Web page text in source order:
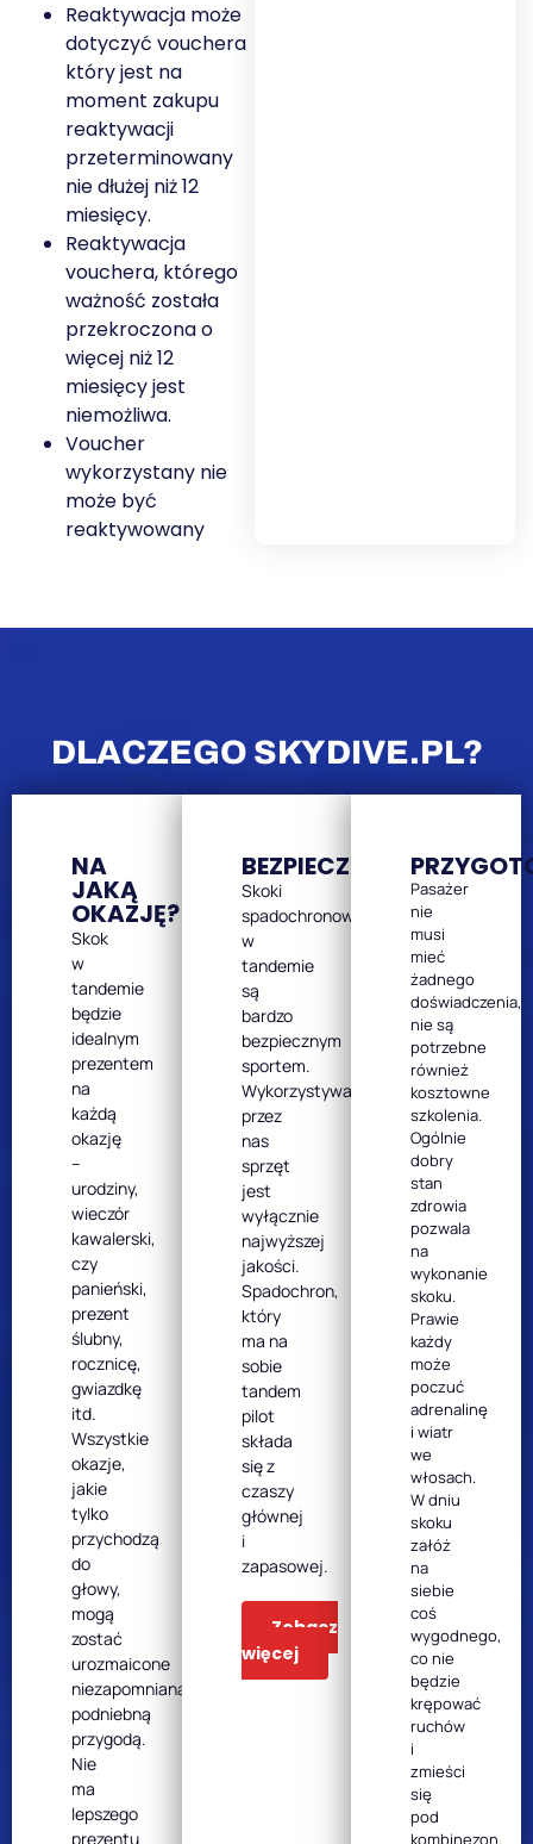
Reaktywacja może
dotyczyć vouchera
który jest na
moment zakupu
reaktywacji
przeterminowany
nie dłużej niż 12
miesięcy.
Reaktywacja
vouchera, którego
ważność została
przekroczona o
więcej niż 12
miesięcy jest
niemożliwa.
Voucher
wykorzystany nie
może być
reaktywowany
DLACZEGO SKYDIVE.PL?
NA
JAKĄ
OKAZJĘ?
Skok
w
tandemie
będzie
idealnym
prezentem
na
każdą
okazję
–
urodziny,
wieczór
kawalerski,
czy
panieński,
prezent
ślubny,
rocznicę,
gwiazdkę
itd.
Wszystkie
okazje,
jakie
tylko
przychodzą
do
głowy,
mogą
zostać
urozmaicone
niezapomnianą,
podniebną
przygodą.
Nie
ma
lepszego
prezentu
BEZPIECZEŃSTWO
Skoki
spadochronowe
w
tandemie
są
bardzo
bezpiecznym
sportem.
Wykorzystywany
przez
nas
sprzęt
jest
wyłącznie
najwyższej
jakości.
Spadochron,
który
ma na
sobie
tandem
pilot
składa
się z
czaszy
głównej
i
zapasowej.
Zobacz
więcej
Pasażer
nie
musi
mieć
żadnego
doświadczenia,
nie są
potrzebne
również
kosztowne
szkolenia.
Ogólnie
dobry
stan
zdrowia
pozwala
na
wykonanie
skoku.
Prawie
każdy
może
poczuć
adrenalinę
i wiatr
we
włosach.
W dniu
skoku
załóż
na
siebie
coś
wygodnego,
co nie
będzie
krępować
ruchów
i
zmieści
się
pod
kombinezon.